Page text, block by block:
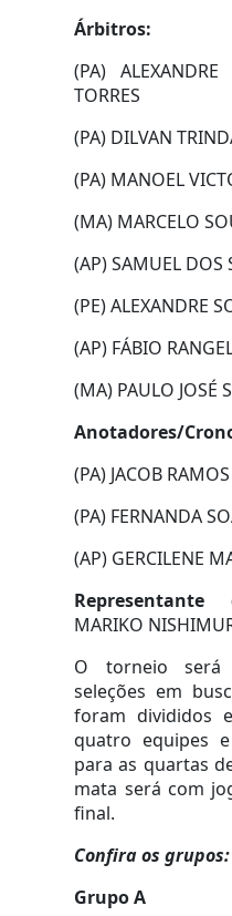
Árbitros:
(PA) ALEXANDRE
TORRES
(PA) DILVAN
(PA) MANOEL
(MA) MARCELO
(AP) SAMUEL DOS
(PE) ALEXANDRE
(AP) FÁBIO
(MA) PAULO JOSÉ
Anotadores/
(PA) JACOB
(PA) FERNANDA
(AP) GERCILENE
Representante
MARIKO
O torneio
seleções em
foram divididos
quatro equipes
para as quartas
mata será com
final.
Confira os grupos:
Grupo A